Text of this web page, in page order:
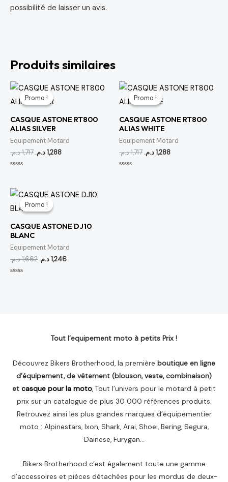
possibilité de laisser un avis.
Produits similaires
Promo !
Promo !
CASQUE ASTONE RT800
ALIAS SILVER
Equipement Motard
1,717د.م.
Le
prix
initial
1,717 د.م..
1,288د.م.
Le
1,288 د.م..
5
Promo !
Promo !
CASQUE ASTONE RT800
ALIAS WHITE
Equipement Motard
1,717د.م.
Le
prix
initial
1,717 د.م..
1,288د.م.
Le
1,288 د.م..
Promo !
Promo !
CASQUE ASTONE DJ10
BLANC
Equipement Motard
1,662د.م.
Le
prix
initial
1,662 د.م..
1,246د.م.
Le
Tout l’equipement moto à petits Prix !
Découvrez Bikers Brotherhood, la première boutique en ligne
d’équipement, de vêtement (blouson, veste, combinaison)
et casque pour la moto , Tout l’univers pour le motard à petit
prix sur un catalogue de plus 30 000 références produits.
Retrouvez ainsi les plus grandes marques d’équipementier
moto : Alpinestars, Ixon, Shark, Arai, Shoei, Bering, Segura,
Dainese, Furygan…
Bikers Brotherhood c’est également toute une gamme
d’accessoires et pièces détachées pour les mordus de deux-